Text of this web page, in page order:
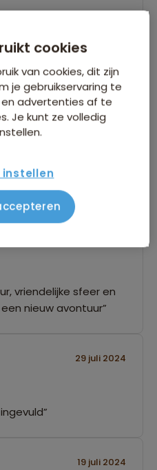
Veel verschillende
jungle, de grotten,
toe een stadje is ook
dieren gezien.
spookdiertje, vele
meer. Mooi
cultuur. Het eten
gereisd met een
reisleider.”
vriendelijke sfeer en
nieuw avontuur”
29 juli 2024
19 juli 2024
cookies
van cookies, dit zijn
je gebruikservaring te
advertenties af te
Je kunt ze volledig
instellen